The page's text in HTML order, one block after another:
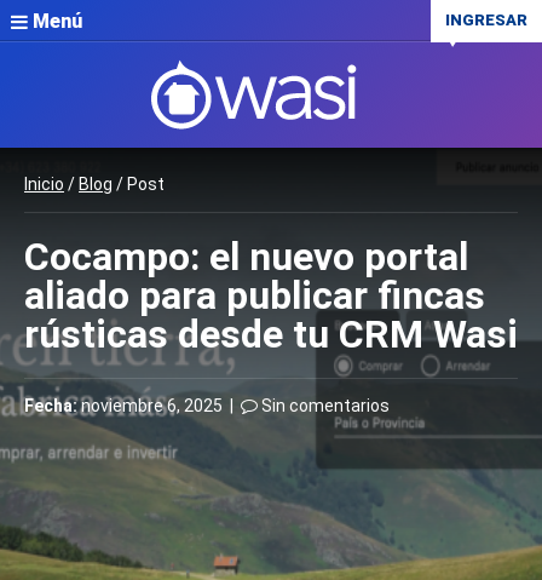
Menú INGRESAR
Inicio / Blog / Post
Cocampo: el nuevo portal
aliado para publicar fincas
rústicas desde tu CRM Wasi
Fecha:noviembre 6, 2025 | Sin comentarios